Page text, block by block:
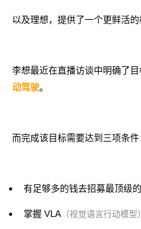
以及理想，提供了一个更鲜活的
李想最近在直播访谈中明确了目
动驾驶。
而完成该目标需要达到三项条件
有足够多的钱去招募最顶级
掌握 VLA （视觉语言行动模型）